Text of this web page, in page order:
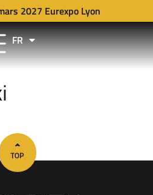
2027 Eurexpo Lyon
FR
EN